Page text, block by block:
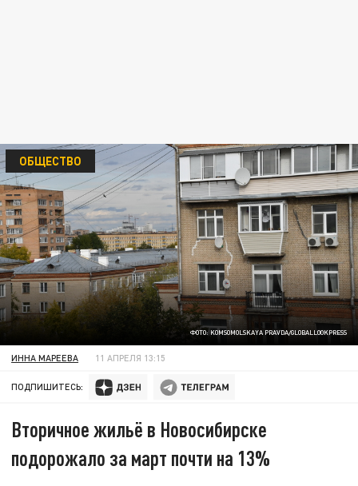
ФОТО: KOMSOMOLSKAYA PRAVDA/GLOBALLOOKPRESS
ОБЩЕСТВО
ИННА МАРЕЕВА 11 АПРЕЛЯ 13:15
ПОДПИШИТЕСЬ:
Вторичное жильё в Новосибирске
подорожало за март почти на 13%